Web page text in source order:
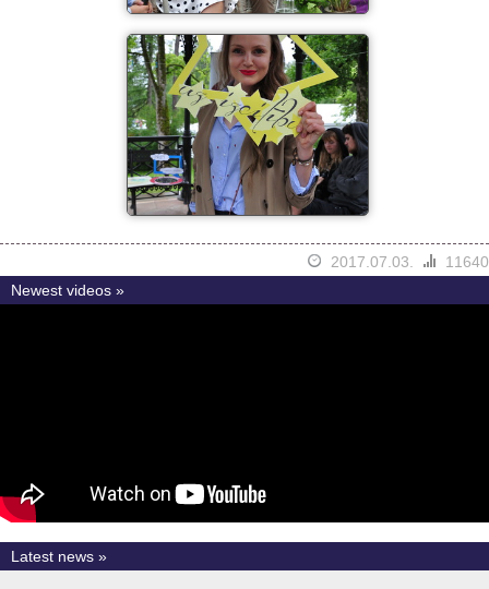
2017.07.03.
11640
Newest videos »
Latest news »